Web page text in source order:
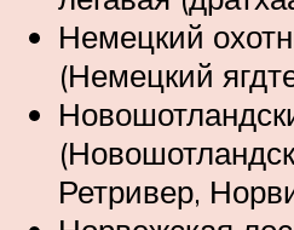
Немецкий
(Немецкий
Ретривер,